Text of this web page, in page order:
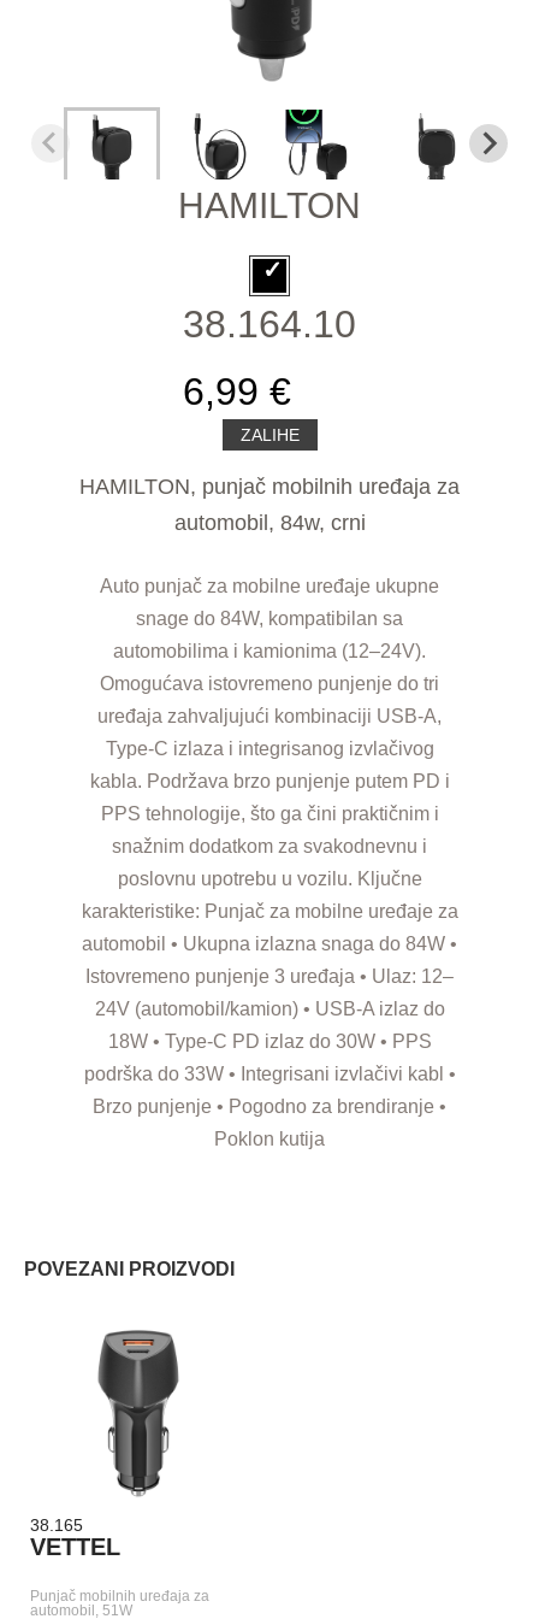
HAMILTON
38.164.10
6,99 €
ZALIHE
HAMILTON, punjač mobilnih uređaja za
automobil, 84w, crni
Auto punjač za mobilne uređaje ukupne
snage do 84W, kompatibilan sa
automobilima i kamionima (12–24V).
Omogućava istovremeno punjenje do tri
uređaja zahvaljujući kombinaciji USB-A,
Type-C izlaza i integrisanog izvlačivog
kabla. Podržava brzo punjenje putem PD i
PPS tehnologije, što ga čini praktičnim i
snažnim dodatkom za svakodnevnu i
poslovnu upotrebu u vozilu. Ključne
karakteristike: Punjač za mobilne uređaje za
automobil • Ukupna izlazna snaga do 84W •
Istovremeno punjenje 3 uređaja • Ulaz: 12–
24V (automobil/kamion) • USB-A izlaz do
18W • Type-C PD izlaz do 30W • PPS
podrška do 33W • Integrisani izvlačivi kabl •
Brzo punjenje • Pogodno za brendiranje •
Poklon kutija
POVEZANI PROIZVODI
38.165
VETTEL
Punjač mobilnih uređaja za
automobil, 51W